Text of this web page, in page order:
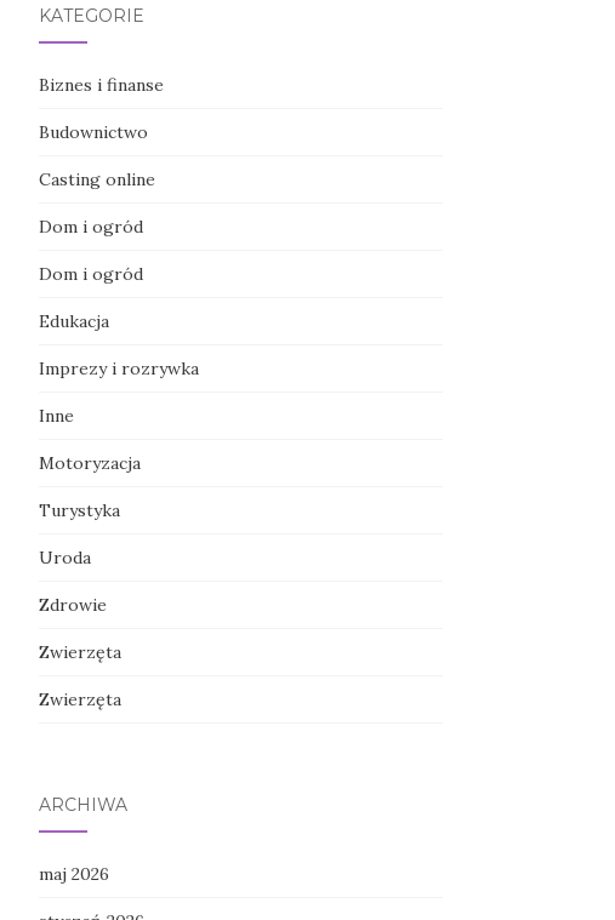
KATEGORIE
Biznes i finanse
Budownictwo
Casting online
Dom i ogród
Dom i ogród
Edukacja
Imprezy i rozrywka
Inne
Motoryzacja
Turystyka
Uroda
Zdrowie
Zwierzęta
Zwierzęta
ARCHIWA
maj 2026